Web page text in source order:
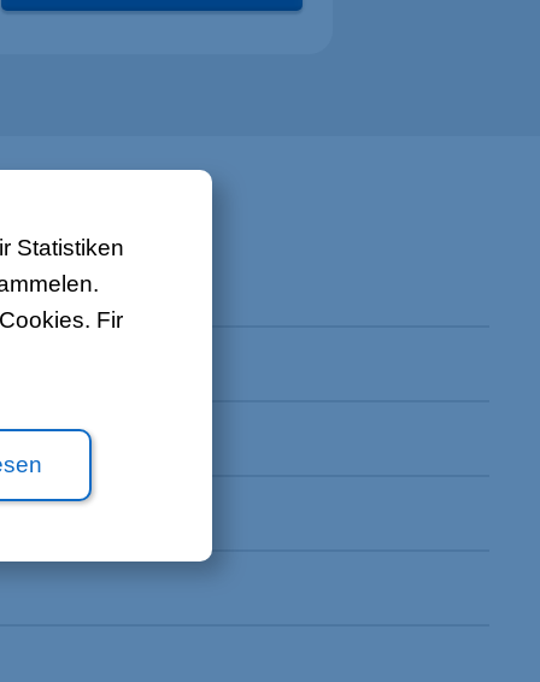
Statistiken
Fir